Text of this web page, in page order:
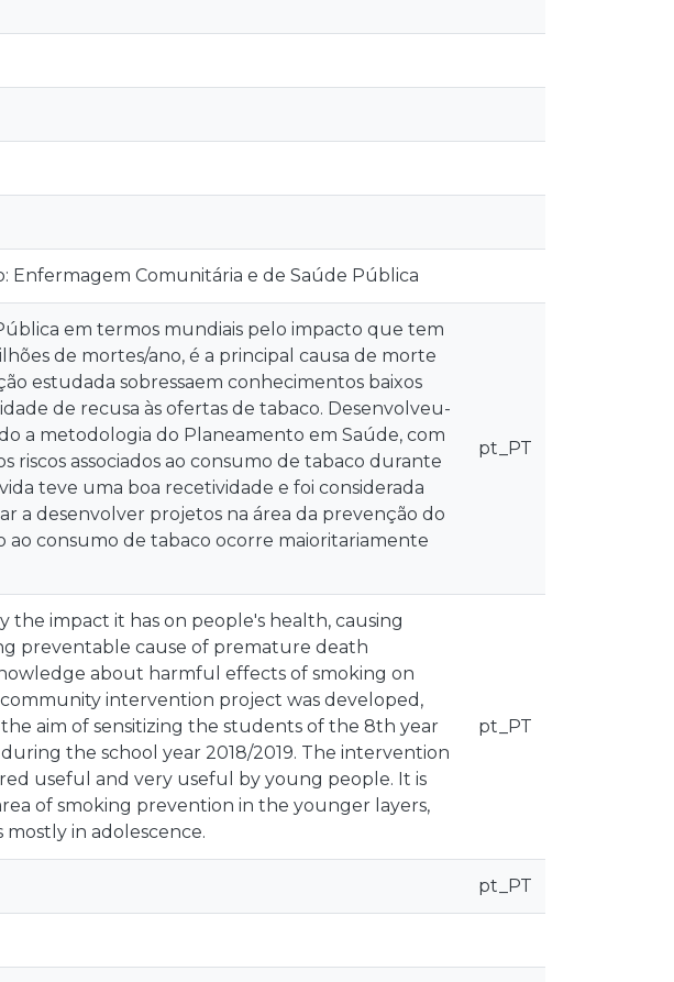
Enfermagem Comunitária e de Saúde Pública
em termos mundiais pelo impacto que tem
de mortes/ano, é a principal causa de morte
estudada sobressaem conhecimentos baixos
de recusa às ofertas de tabaco. Desenvolveu-
a metodologia do Planeamento em Saúde, com
riscos associados ao consumo de tabaco durante
teve uma boa recetividade e foi considerada
a desenvolver projetos na área da prevenção do
ao consumo de tabaco ocorre maioritariamente
pt_PT
impact it has on people's health, causing
preventable cause of premature death
about harmful effects of smoking on
intervention project was developed,
aim of sensitizing the students of the 8th year
the school year 2018/2019. The intervention
useful and very useful by young people. It is
of smoking prevention in the younger layers,
in adolescence.
pt_PT
pt_PT